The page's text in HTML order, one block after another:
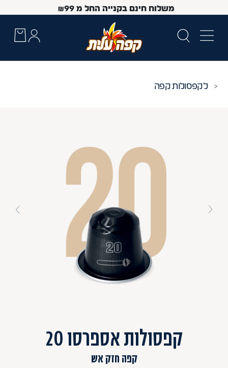
משלוח חינם בקנייה החל מ ₪99
Up and Down arrow keys to navigate search results.
קפסולות קפה
קפסולות אספרסו 20
קפה חזק אש